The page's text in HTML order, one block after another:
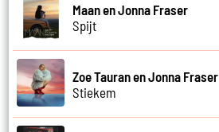
Maan en Jonna Fraser
Spijt
Zoe Tauran en Jonna Fraser
Stiekem